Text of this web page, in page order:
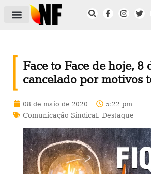
Face to Face de hoje, 8
cancelado por motivos
08 de maio de 2020
5:22 pm
Comunicação Sindical, Destaque